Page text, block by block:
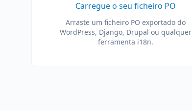
Carregue o seu ficheiro PO
Arraste um ficheiro PO exportado do
WordPress, Django, Drupal ou qualquer
ferramenta i18n.